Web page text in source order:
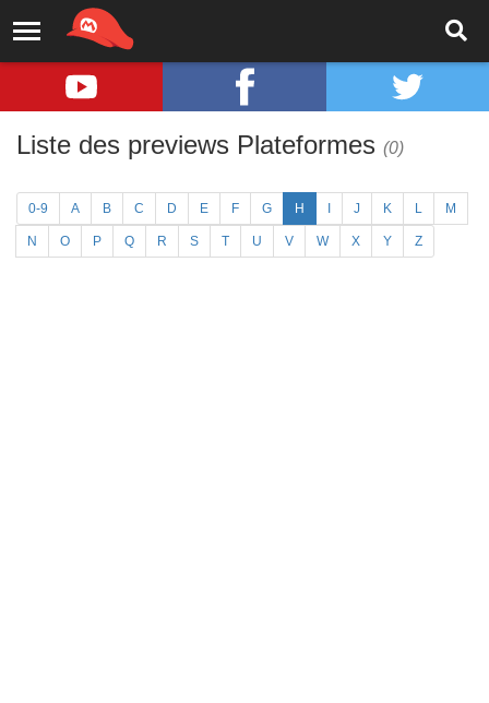
Liste des previews Plateformes (0)
0-9 A B C D E F G H J K L M
N O P Q R S T U V W X Y Z